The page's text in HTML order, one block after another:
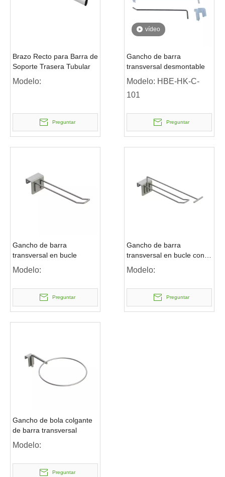
Brazo Recto para Barra de
Soporte Trasera Tubular
Modelo:
Preguntar
vídeo
Gancho de barra
transversal desmontable
Modelo: HBE-HK-C-
101
Preguntar
Gancho de barra
transversal en bucle
Modelo:
Preguntar
Gancho de barra
transversal en bucle con
brazo oscilante
Modelo:
Preguntar
Gancho de bola colgante
de barra transversal
Modelo:
Preguntar